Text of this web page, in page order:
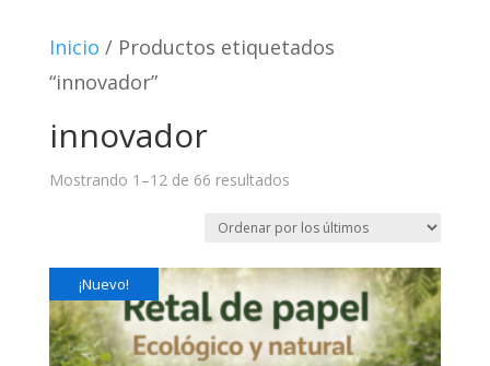
Inicio / Productos etiquetados
“innovador”
innovador
Mostrando 1–12 de 66 resultados
¡Nuevo!